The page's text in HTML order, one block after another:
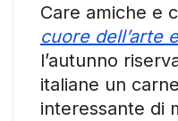
Care amiche e
cuore dell’arte
l’autunno
italiane un
interessante di